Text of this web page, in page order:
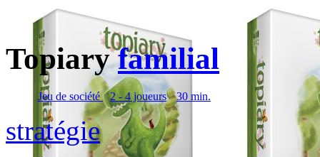
Topiaryfamilial
Jeu de société 2 - 4 joueurs 30 min.
stratégie